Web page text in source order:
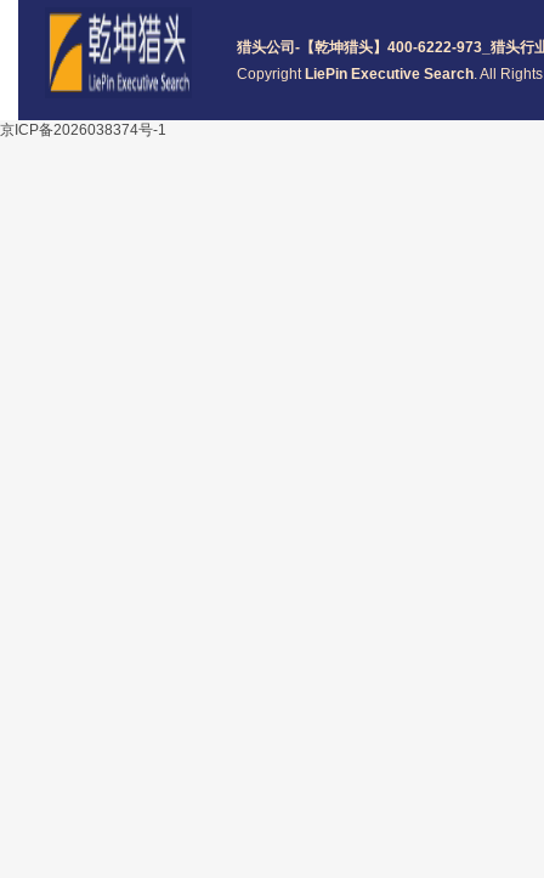
猎头公司 -【乾坤猎头】400-6222-973_ 猎头行
Copyright LiePin Executive Search. All
京ICP备2026038374号-1